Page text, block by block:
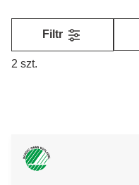
2 szt.
Filtr